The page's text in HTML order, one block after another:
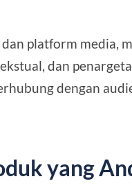
platform media,
dan
dengan
yang